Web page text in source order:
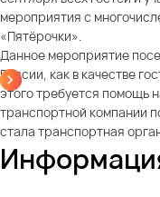
мероприятия с
«Пятёрочки».
Данное мероприятие
России, как в качестве
этого требуется помощь
транспортной компании
стала транспортная